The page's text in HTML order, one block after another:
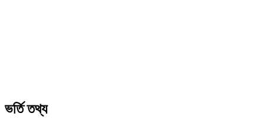
ভর্তি তথ্য